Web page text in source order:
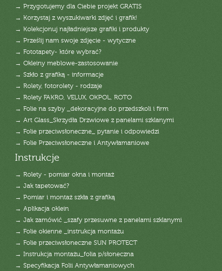
→ Przygotujemy dla Ciebie projekt GRATIS
→ Korzystaj z wyszukiwarki zdjęć i grafik!
→ Kolekcjonuj najładniejsze grafiki i produkty
→ Prześlij nam swoje zdjęcie - wytyczne
→ Fototapety- które wybrać?
→ Okleiny meblowe-zastosowanie
→ Szkło z grafiką - informacje
→ Rolety, fotorolety - rodzaje
→ Rolety FAKRO, VELUX, OKPOL, ROTO
→ Folie na szyby _dekoracyjne do przedszkoli i firm
→ Art Glass_Skrzydła Drzwiowe z panelami szklanymi
→ Folie przeciwsłoneczne_ pytanie i odpowiedzi
→ Folie Przeciwsłoneczne i Antywłamaniowe
Instrukcje
→ Rolety - pomiar okna i montaż
→ Jak tapetować?
→ Pomiar i montaż szkła z grafiką
→ Aplikacja oklein
→ Jak zamówić _szafy przesuwne z panelami szklanymi
→ Folie okienne _instrukcja montażu
→ Folie przeciwsłoneczne SUN PROTECT
→ Instrukcja montażu_folia p/słoneczna
→ Specyfikacja Folii Antywłamaniowych